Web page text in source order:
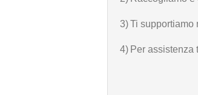
3)Ti supportiamo
4) Per assistenza